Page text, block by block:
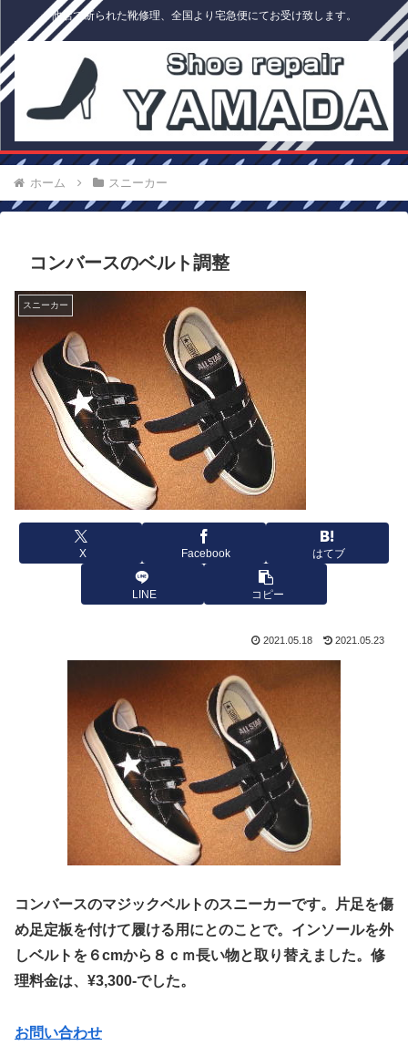
他店で断られた靴修理、全国より宅急便にてお受け致します。
ホーム スニーカー
コンバースのベルト調整
スニーカー
X Facebook はてブ
LINE コピー
2021.05.18 2021.05.23
コンバースのマジックベルトのスニーカーです。片足を傷
め足定板を付けて履ける用にとのことで。インソールを外
しベルトを６cmから８ｃｍ長い物と取り替えました。修
理料金は、¥3,300-でした。
お問い合わせ